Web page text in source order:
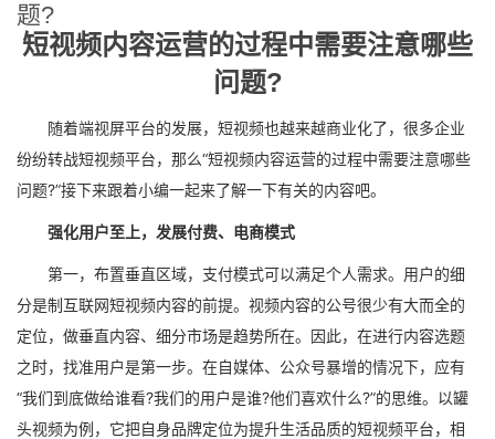
题?
短视频内容运营的过程中需要注意哪些
问题?
随着端视屏平台的发展，短视频也越来越商业化了，很多企业
纷纷转战短视频平台，那么“短视频内容运营的过程中需要注意哪些
问题?”接下来跟着小编一起来了解一下有关的内容吧。
强化用户至上，发展付费、电商模式
第一，布置垂直区域，支付模式可以满足个人需求。用户的细
分是制互联网短视频内容的前提。视频内容的公号很少有大而全的
定位，做垂直内容、细分市场是趋势所在。因此，在进行内容选题
之时，找准用户是第一步。在自媒体、公众号暴增的情况下，应有
“我们到底做给谁看?我们的用户是谁?他们喜欢什么?”的思维。以罐
头视频为例，它把自身品牌定位为提升生活品质的短视频平台，相